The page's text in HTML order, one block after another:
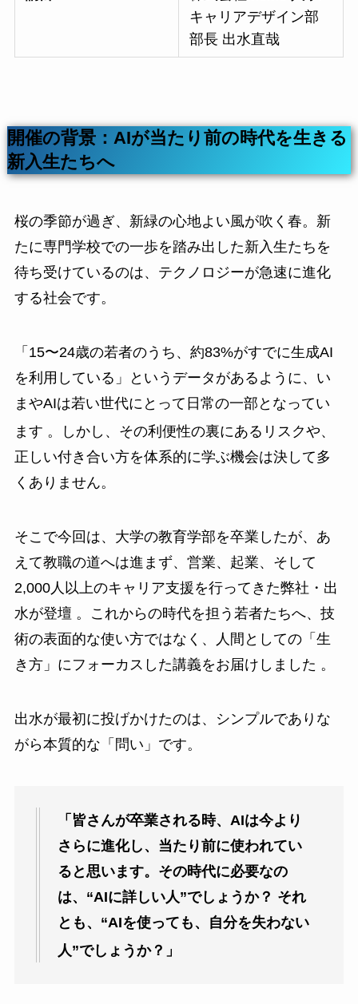
キャリアデザイン部
部長 出水直哉
開催の背景：AIが当たり前の時代を生きる
新入生たちへ
桜の季節が過ぎ、新緑の心地よい風が吹く春。新
たに専門学校での一歩を踏み出した新入生たちを
待ち受けているのは、テクノロジーが急速に進化
する社会です。
「15〜24歳の若者のうち、約83%がすでに生成AI
を利用している」というデータがあるように、い
まやAIは若い世代にとって日常の一部となってい
ます 。しかし、その利便性の裏にあるリスクや、
正しい付き合い方を体系的に学ぶ機会は決して多
くありません。
そこで今回は、大学の教育学部を卒業したが、あ
えて教職の道へは進まず、営業、起業、そして
2,000人以上のキャリア支援を行ってきた弊社・出
水が登壇 。これからの時代を担う若者たちへ、技
術の表面的な使い方ではなく、人間としての「生
き方」にフォーカスした講義をお届けしました 。
出水が最初に投げかけたのは、シンプルでありな
がら本質的な「問い」です。
「皆さんが卒業される時、AIは今より
さらに進化し、当たり前に使われてい
ると思います。その時代に必要なの
は、“AIに詳しい人”でしょうか？ それ
とも、“AIを使っても、自分を失わない
人”でしょうか？」